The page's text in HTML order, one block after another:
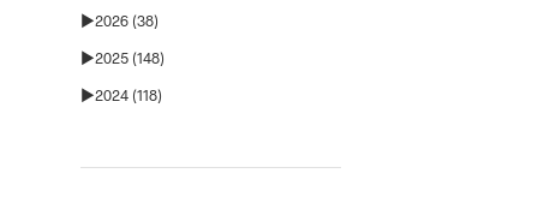
►2026 (38)
►2025 (148)
►2024 (118)